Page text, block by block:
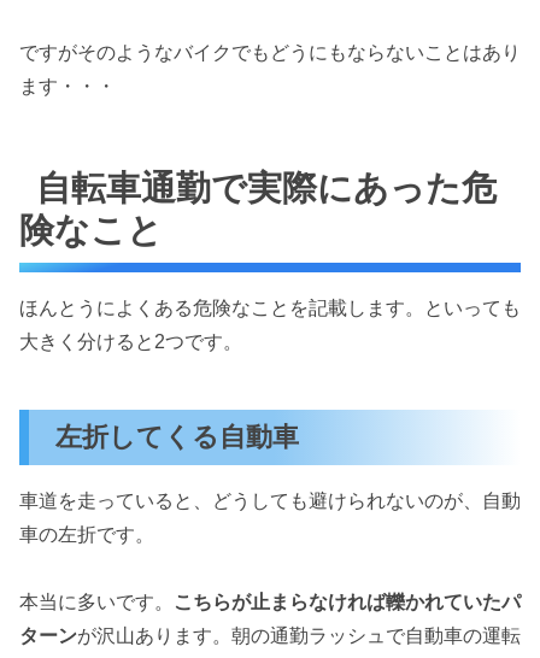
ですがそのようなバイクでもどうにもならないことはあり
ます・・・
自転車通勤で実際にあった危
険なこと
ほんとうによくある危険なことを記載します。といっても
大きく分けると2つです。
左折してくる自動車
車道を走っていると、どうしても避けられないのが、自動
車の左折です。
本当に多いです。
こちらが止まらなければ轢かれていたパ
ターンが沢山あります。朝の通勤ラッシュで自動車の運転